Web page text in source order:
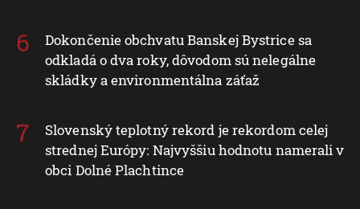
Dokončenie obchvatu Banskej Bystrice sa
odkladá o dva roky, dôvodom sú nelegálne
skládky a environmentálna záťaž
Slovenský teplotný rekord je rekordom celej
strednej Európy: Najvyššiu hodnotu namerali v
obci Dolné Plachtince